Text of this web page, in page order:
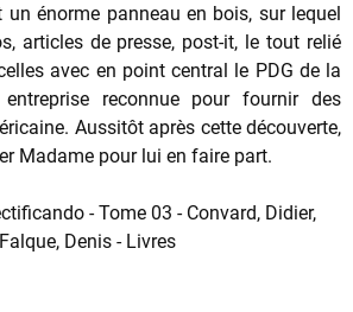
un énorme panneau en bois, sur lequel
articles de presse, post-it, le tout relié
avec en point central le PDG de la
reconnue pour fournir des
Aussitôt après cette découverte,
Madame pour lui en faire part.